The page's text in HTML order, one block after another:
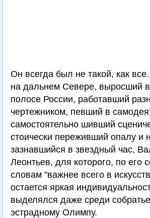
Он всегда был не такой, как
на дальнем Севере, выросший
полосе России, работавший
чертежником, певший в
самостоятельно шивший
стоически переживший опалу и
зазнавшийся в звездный час,
Леонтьев, для которого, по его
словам "важнее всего в
остается яркая
выделялся даже среди
эстрадному Олимпу.